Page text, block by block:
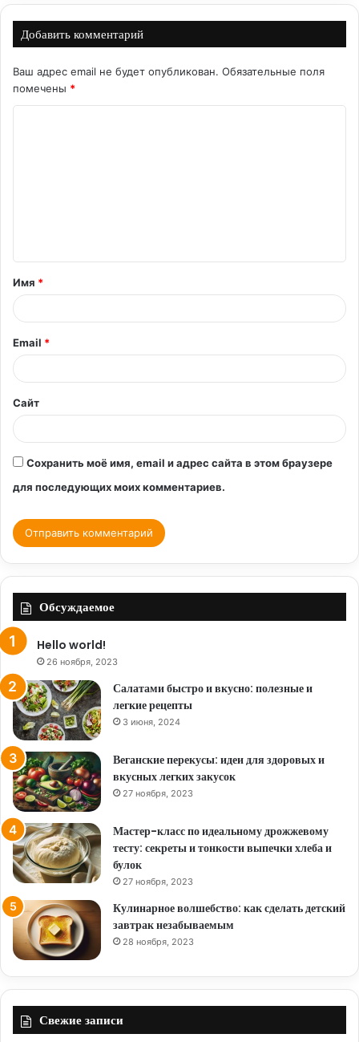
Добавить комментарий
Ваш адрес email не будет опубликован. Обязательные поля
помечены *
т
а
й
*
Имя *
Email *
Сайт
Сохранить моё имя, email и адрес сайта в этом браузере
для последующих моих комментариев.
Обсуждаемое
Hello world!
26 ноября, 2023
Салатами быстро и вкусно: полезные и
легкие рецепты
3 июня, 2024
Веганские перекусы: идеи для здоровых и
вкусных легких закусок
27 ноября, 2023
Мастер-класс по идеальному дрожжевому
тесту: секреты и тонкости выпечки хлеба и
булок
27 ноября, 2023
Кулинарное волшебство: как сделать детский
завтрак незабываемым
28 ноября, 2023
Свежие записи